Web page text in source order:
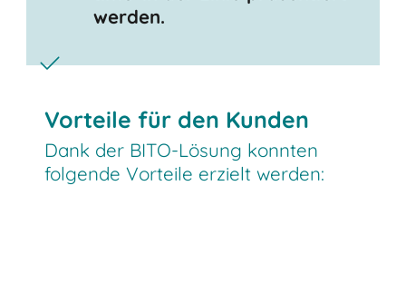
werden.
Vorteile für den Kunden
Dank der BITO-Lösung konnten
folgende Vorteile erzielt werden: